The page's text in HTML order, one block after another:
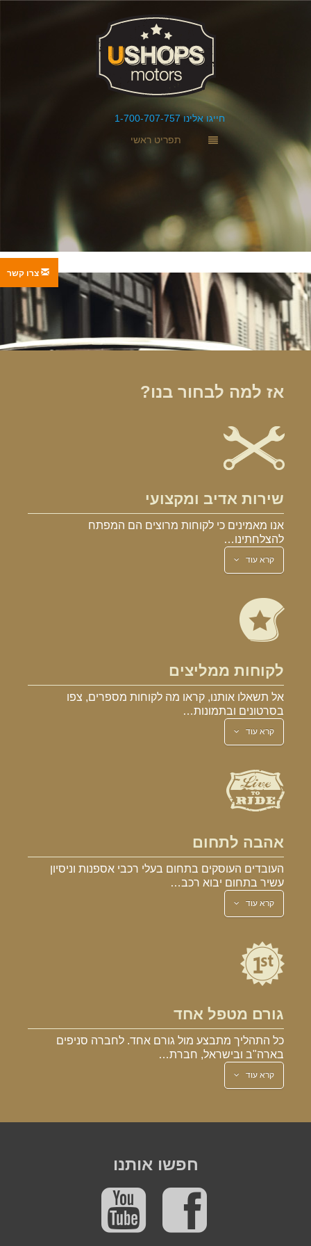
חייגו אלינו 1-700-707-757
תפריט ראשי
אז למה לבחור בנו?
שירות אדיב ומקצועי
אנו מאמינים כי לקוחות מרוצים הם המפתח
להצלחתינו…
קרא עוד
לקוחות ממליצים
אל תשאלו אותנו, קראו מה לקוחות מספרים, צפו
בסרטונים ובתמונות…
קרא עוד
אהבה לתחום
העובדים העוסקים בתחום בעלי רכבי אספנות וניסיון
עשיר בתחום יבוא רכב…
קרא עוד
גורם מטפל אחד
כל התהליך מתבצע מול גורם אחד. לחברה סניפים
בארה"ב ובישראל, חברת…
קרא עוד
חפשו אותנו
צרו קשר